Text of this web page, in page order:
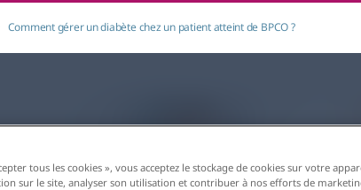
Comment gérer un diabète chez un patient atteint de BPCO ?
tous les cookies », vous acceptez le stockage de cookies sur votre
sur le site, analyser son utilisation et contribuer à nos efforts de